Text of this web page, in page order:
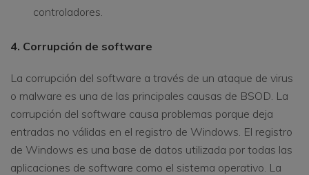
controladores.
4. Corrupción de software
La corrupción del software a través de un ataque de virus
o malware es una de las principales causas de BSOD. La
corrupción del software causa problemas porque deja
entradas no válidas en el registro de Windows. El registro
de Windows es una base de datos utilizada por todas las
aplicaciones de software como el sistema operativo. La